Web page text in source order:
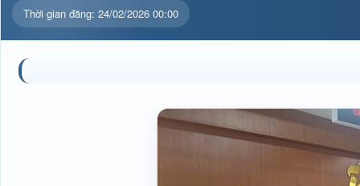
Thời gian đăng: 24/02/2026 00:00